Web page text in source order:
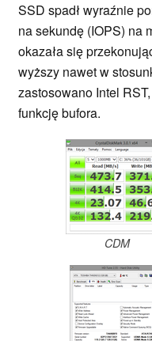
SSD spadł wyraźnie
na sekundę (IOPS) na
okazała się
wyższy nawet w
zastosowano Intel
funkcję bufora.
CDM